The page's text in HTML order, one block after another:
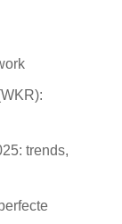
trends,